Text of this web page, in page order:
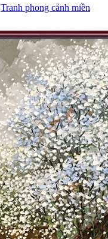
Tranh phong cảnh miền